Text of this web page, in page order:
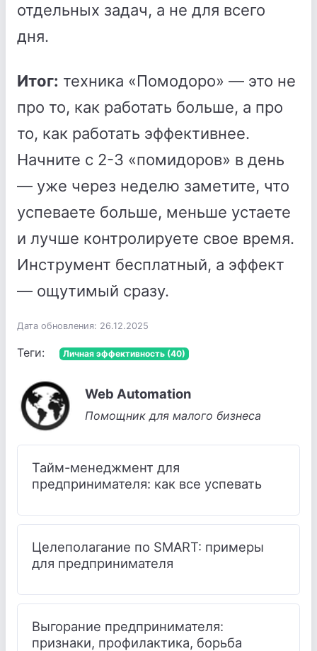
отдельных задач, а не для всего
дня.
Итог: техника «Помодоро» — это не
про то, как работать больше, а про
то, как работать эффективнее.
Начните с 2-3 «помидоров» в день
— уже через неделю заметите, что
успеваете больше, меньше устаете
и лучше контролируете свое время.
Инструмент бесплатный, а эффект
— ощутимый сразу.
Дата обновления: 26.12.2025
Теги: Личная эффективность (40)
Web Automation
Помощник для малого бизнеса
Тайм-менеджмент для
предпринимателя: как все успевать
Целеполагание по SMART: примеры
для предпринимателя
Выгорание предпринимателя:
признаки, профилактика, борьба